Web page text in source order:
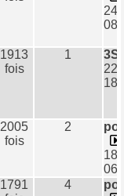
24/
1913
fois
1
22/
2005
fois
2
18/
1791
4